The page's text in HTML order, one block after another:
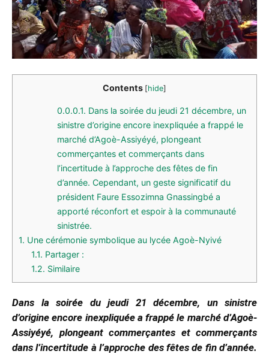
Contents [hide]
0.0.0.1. Dans la soirée du jeudi 21 décembre, un
sinistre d’origine encore inexpliquée a frappé le
marché d’Agoè-Assiyéyé, plongeant
commerçantes et commerçants dans
l’incertitude à l’approche des fêtes de fin
d’année. Cependant, un geste significatif du
président Faure Essozimna Gnassingbé a
apporté réconfort et espoir à la communauté
sinistrée.
1. Une cérémonie symbolique au lycée Agoè-Nyivé
1.1. Partager :
1.2. Similaire
Dans la soirée du jeudi 21 décembre, un sinistre
d’origine encore inexpliquée a frappé le marché d’Agoè-
Assiyéyé, plongeant commerçantes et commerçants
dans l’incertitude à l’approche des fêtes de fin d’année.